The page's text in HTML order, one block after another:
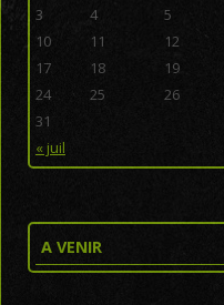
« juil
3
4 5
10
11 12
17
18 19
24
25 26
31
A VENIR